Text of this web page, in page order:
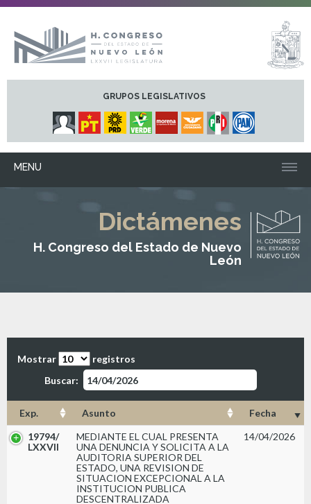
GRUPOS LEGISLATIVOS
MENU
Dictámenes
H. Congreso del Estado de Nuevo
León
Mostrar
registros
Buscar:
Exp. Asunto
Fecha
19794/
LXXVII
MEDIANTE EL CUAL PRESENTA
UNA DENUNCIA Y SOLICITA A LA
AUDITORIA SUPERIOR DEL
ESTADO, UNA REVISION DE
SITUACION EXCEPCIONAL A LA
INSTITUCION PUBLICA
DESCENTRALIZADA
14/04/2026